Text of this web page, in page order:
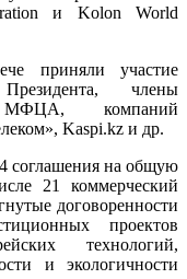
и Kolon World
приняли участие
члены
МФЦА, компаний
Kaspi.kz и др.
соглашения на общую
21 коммерческий
договоренности
проектов
технологий,
и экологичности